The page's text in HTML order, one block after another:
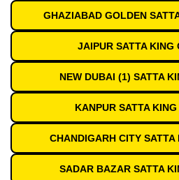
GHAZIABAD GOLDEN
JAIPUR SATTA KING
NEW DUBAI (1) SATTA
KANPUR SATTA
CHANDIGARH CITY
SADAR BAZAR SATTA